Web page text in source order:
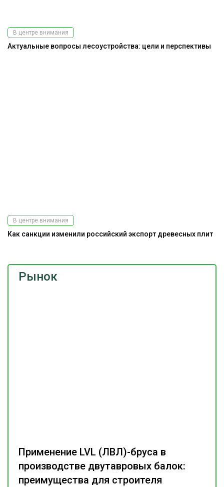
Рынок
Применение LVL (ЛВЛ)-бруса в
производстве двутавровых балок:
преимущества для строителя
В центре внимания
Актуальные вопросы лесоустройства: цели и перспективы
В центре внимания
Как санкции изменили российский экспорт древесных плит